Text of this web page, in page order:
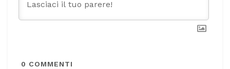
0 COMMENTI